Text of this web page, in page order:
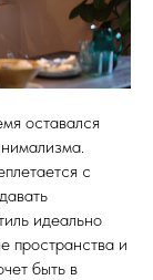
оставался
с
идеально
пространства и
быть в